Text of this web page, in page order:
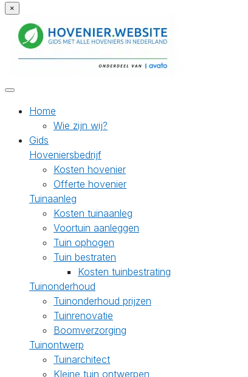
×
Home
Wie zijn wij?
Gids
Hoveniersbedrijf
Kosten hovenier
Offerte hovenier
Tuinaanleg
Kosten tuinaanleg
Voortuin aanleggen
Tuin ophogen
Tuin bestraten
Kosten tuinbestrating
Tuinonderhoud
Tuinonderhoud prijzen
Tuinrenovatie
Boomverzorging
Tuinontwerp
Tuinarchitect
Kleine tuin ontwerpen